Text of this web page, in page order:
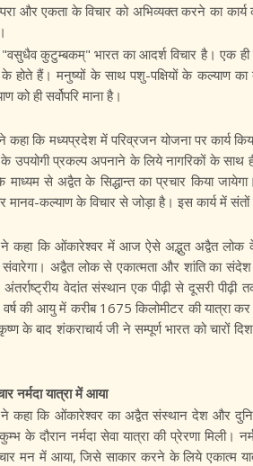
और एकता के विचार को अभिव्यक्त करने का
कुटुम्बकम्" भारत का आदर्श विचार है। एक ही
होते हैं। मनुष्यों के साथ पशु-पक्षियों के कल्याण
को ही सर्वोपरि माना है।
कहा कि मध्यप्रदेश में परिव्रजन योजना पर कार्य
उपयोगी प्रकल्प अपनाने के लिये नागरिकों के साथ
से अद्वैत के सिद्धान्त का प्रचार किया
मानव-कल्याण के विचार से जोड़ा है। इस कार्य में संतों
ने कहा कि ओंकारेश्वर में आज ऐसे अद्भुत अद्वैत
संवारेगा। अद्वैत लोक से एकात्मता और शांति का
वेदांत संस्थान एक पीढ़ी से दूसरी
की आयु में करीब 1675 किलोमीटर की यात्रा कर
के बाद शंकराचार्य जी ने सम्पूर्ण भारत को चारों
नर्मदा यात्रा में आया
कहा कि ओंकारेश्वर का अद्वैत संस्थान देश और
के दौरान नर्मदा सेवा यात्रा की प्रेरणा मिली।
मन में आया, जिसे साकार करने के लिये